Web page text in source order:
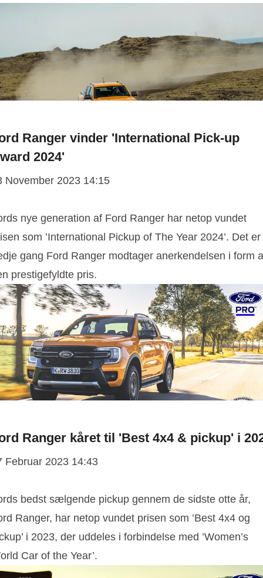
Ranger vinder 'International Pick-up
2024'
November 2023 14:15
nye generation af Ford Ranger har netop vundet
som ’International Pickup of The Year 2024’. Det er
gang Ford Ranger modtager anerkendelsen i form
prestigefyldte pris.
Ranger kåret til 'Best 4x4 & pickup' i
Februar 2023 14:43
bedst sælgende pickup gennem de sidste otte år,
Ranger, har netop vundet prisen som ’Best 4x4 og
i 2023, der uddeles i forbindelse med ’Women’s
Car of the Year’.